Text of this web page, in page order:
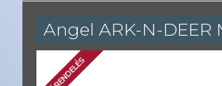
Angel ARK-N-DEER